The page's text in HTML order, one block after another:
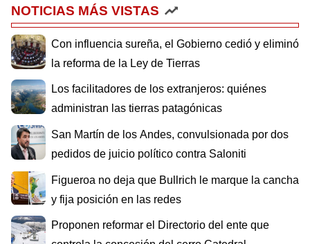
NOTICIAS MÁS VISTAS
Con influencia sureña, el Gobierno cedió y eliminó
la reforma de la Ley de Tierras
Los facilitadores de los extranjeros: quiénes
administran las tierras patagónicas
San Martín de los Andes, convulsionada por dos
pedidos de juicio político contra Saloniti
Figueroa no deja que Bullrich le marque la cancha
y fija posición en las redes
Proponen reformar el Directorio del ente que